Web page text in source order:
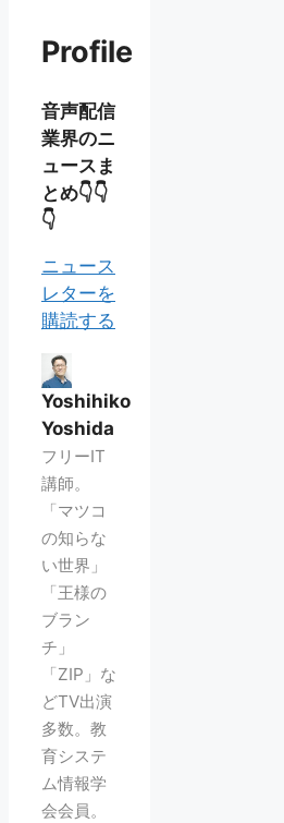
Profile
音声配信
業界のニ
ュースま
とめ👇👇
👇
ニュース
レターを
購読する
Yoshihiko
Yoshida
フリーIT
講師。
「マツコ
の知らな
い世界」
「王様の
ブラン
チ」
「ZIP」な
どTV出演
多数。教
育システ
ム情報学
会会員。